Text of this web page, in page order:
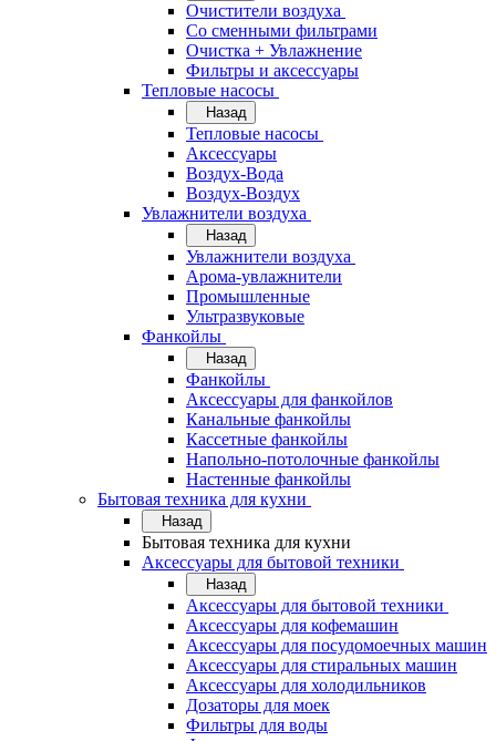
Очистители воздуха
Cо сменными фильтрами
Очистка + Увлажнение
Фильтры и аксессуары
Тепловые насосы
Назад
Тепловые насосы
Аксессуары
Воздух-Вода
Воздух-Воздух
Увлажнители воздуха
Назад
Увлажнители воздуха
Арома-увлажнители
Промышленные
Ультразвуковые
Фанкойлы
Назад
Фанкойлы
Аксессуары для фанкойлов
Канальные фанкойлы
Кассетные фанкойлы
Напольно-потолочные фанкойлы
Настенные фанкойлы
Бытовая техника для кухни
Назад
Бытовая техника для кухни
Аксессуары для бытовой техники
Назад
Аксессуары для бытовой техники
Аксессуары для кофемашин
Аксессуары для посудомоечных машин
Аксессуары для стиральных машин
Аксессуары для холодильников
Дозаторы для моек
Фильтры для воды